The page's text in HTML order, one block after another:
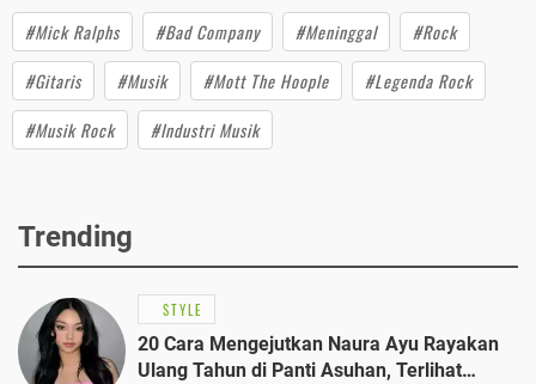
#Mick Ralphs #Bad Company #Meninggal
#Rock
#Gitaris
#Musik #Mott The Hoople
#Legenda Rock
#Musik Rock
#Industri Musik
Trending
STYLE
20 Cara Mengejutkan Naura Ayu Rayakan
Ulang Tahun di Panti Asuhan, Terlihat